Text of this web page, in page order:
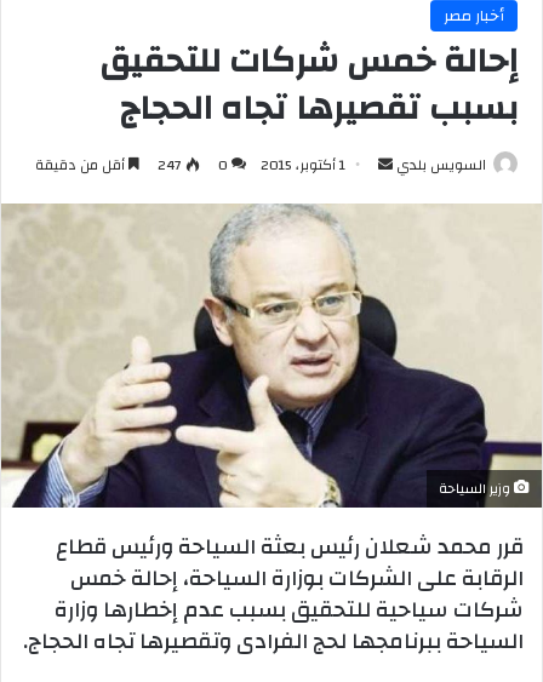
أخبار مصر
إحالة خمس شركات للتحقيق
بسبب تقصيرها تجاه الحجاج
السويس بلدي
أرسل
إلكترونيا
1 أكتوبر، 2015 0
247 أقل من دقيقة
وزير السياحة
قرر محمد شعلان رئيس بعثة السياحة ورئيس قطاع
الرقابة على الشركات بوزارة السياحة، إحالة خمس
شركات سياحية للتحقيق بسبب عدم إخطارها وزارة
السياحة ببرنامجها لحج الفرادى وتقصيرها تجاه الحجاج.